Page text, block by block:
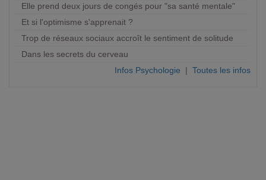
Elle prend deux jours de congés pour "sa santé mentale"
Et si l'optimisme s'apprenait ?
Trop de réseaux sociaux accroît le sentiment de solitude
Dans les secrets du cerveau
Infos Psychologie | Toutes les infos